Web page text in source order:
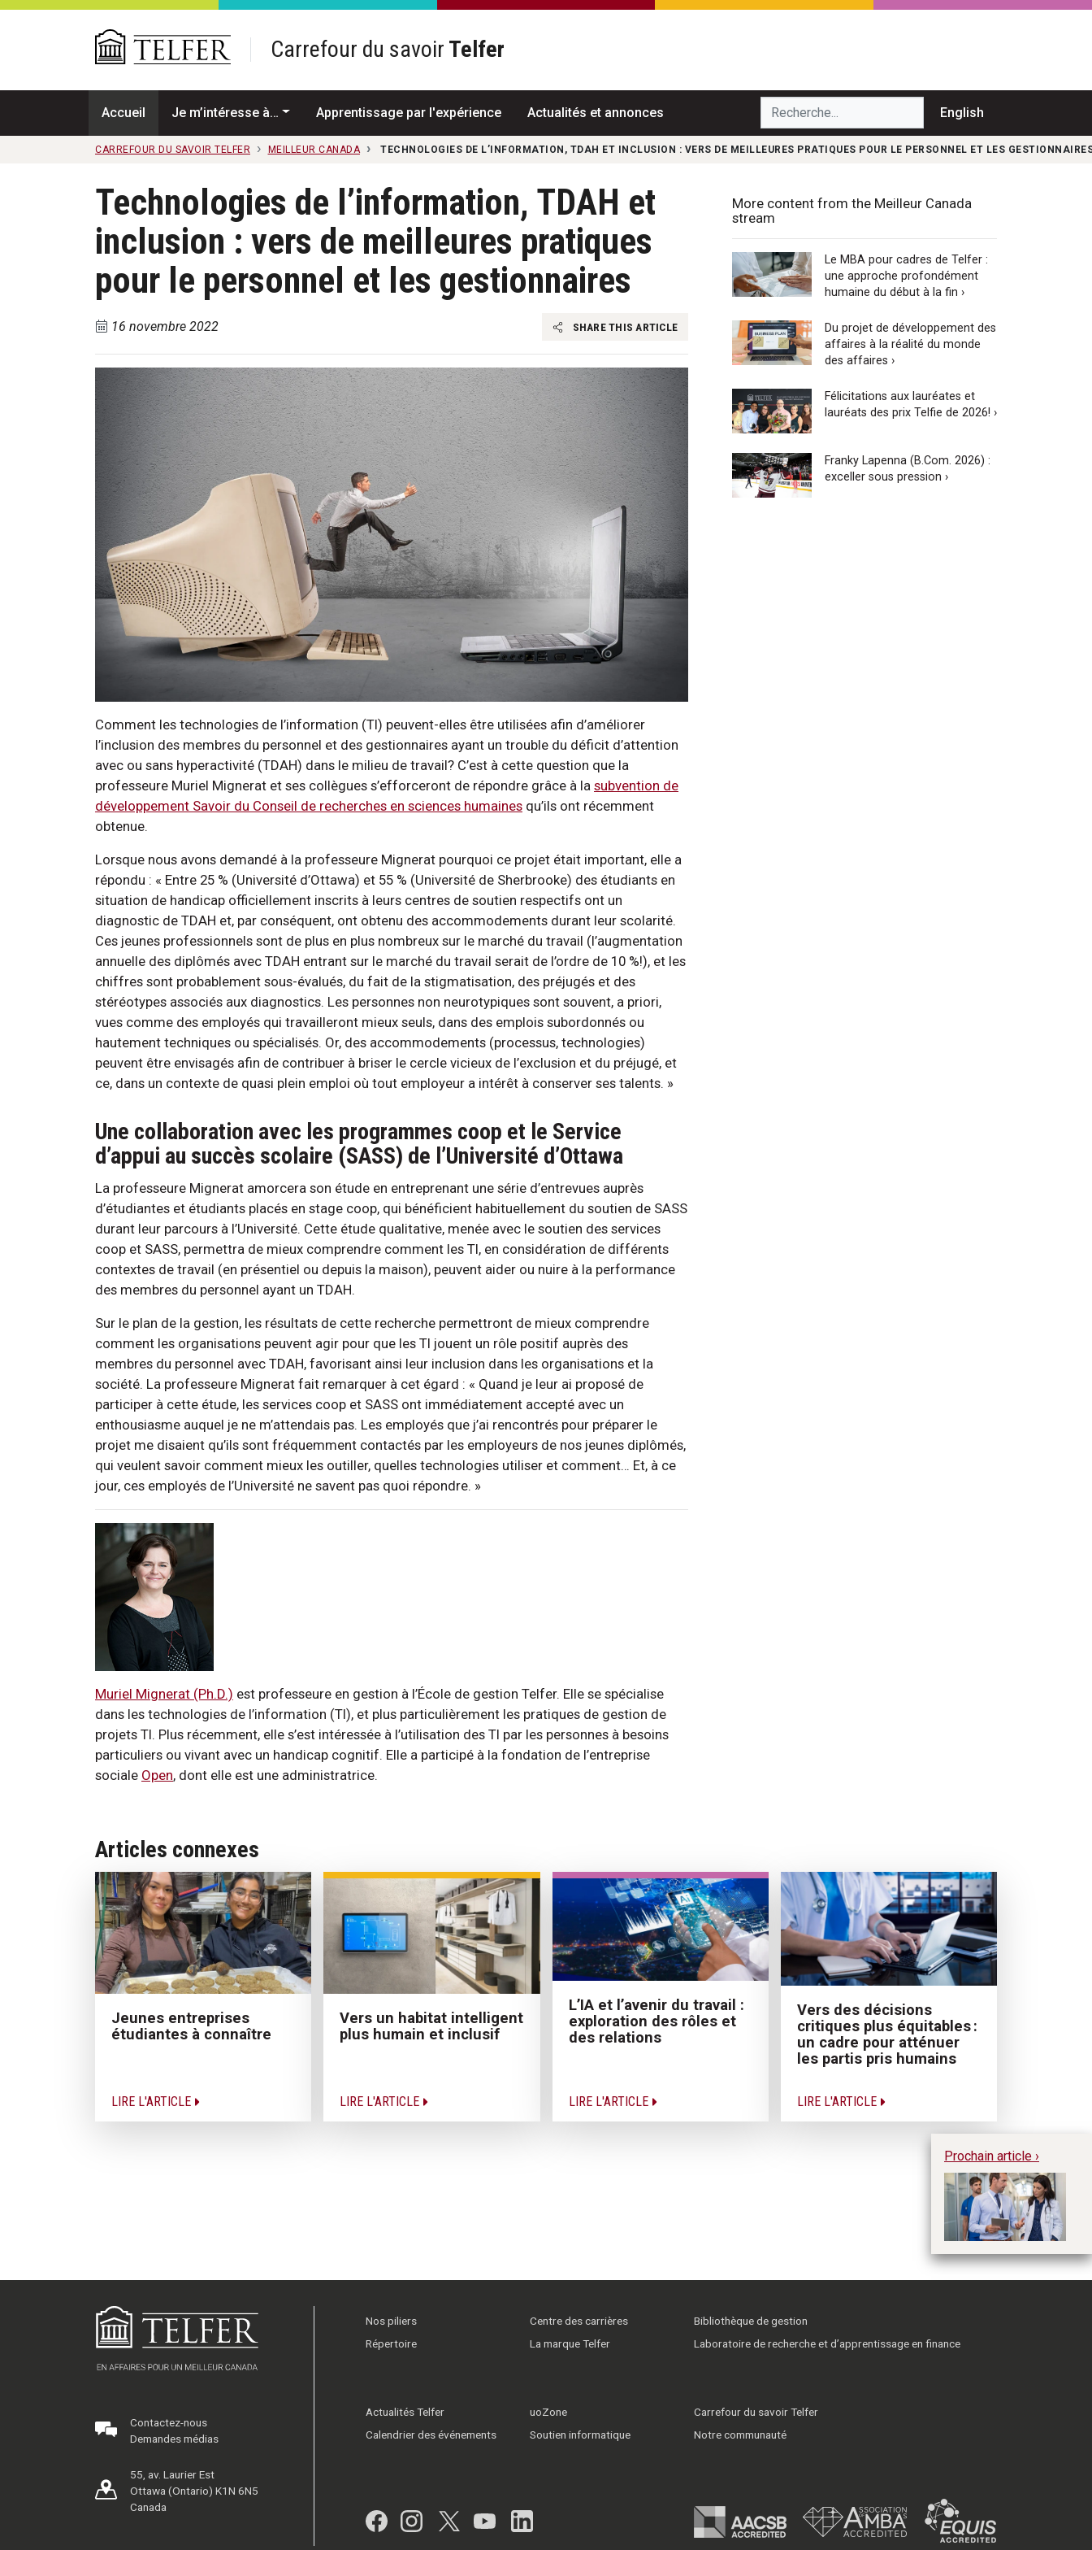
Passer au contenu principal
Carrefour du savoir Telfer
Accueil Je m’intéresse à… Apprentissage par l'expérience Actualités et annonces Recherche... English
CARREFOUR DU SAVOIR TELFER MEILLEUR CANADA TECHNOLOGIES DE L’INFORMATION, TDAH ET INCLUSION : VERS DE MEILLEURES PRATIQUES POUR LE PERSONNEL ET LES
Technologies de l’information, TDAH et
inclusion : vers de meilleures pratiques
pour le personnel et les gestionnaires
16 novembre 2022 SHARE THIS ARTICLE
Comment les technologies de l’information (TI) peuvent-elles être utilisées afin d’améliorer
l’inclusion des membres du personnel et des gestionnaires ayant un trouble du déficit d’attention
avec ou sans hyperactivité (TDAH) dans le milieu de travail? C’est à cette question que la
professeure Muriel Mignerat et ses collègues s’efforceront de répondre grâce à la subvention de
développement Savoir du Conseil de recherches en sciences humaines qu’ils ont récemment
obtenue.
Lorsque nous avons demandé à la professeure Mignerat pourquoi ce projet était important, elle a
répondu : « Entre 25 % (Université d’Ottawa) et 55 % (Université de Sherbrooke) des étudiants en
situation de handicap officiellement inscrits à leurs centres de soutien respectifs ont un
diagnostic de TDAH et, par conséquent, ont obtenu des accommodements durant leur scolarité.
Ces jeunes professionnels sont de plus en plus nombreux sur le marché du travail (l’augmentation
annuelle des diplômés avec TDAH entrant sur le marché du travail serait de l’ordre de 10 %!), et les
chiffres sont probablement sous-évalués, du fait de la stigmatisation, des préjugés et des
stéréotypes associés aux diagnostics. Les personnes non neurotypiques sont souvent, a priori,
vues comme des employés qui travailleront mieux seuls, dans des emplois subordonnés ou
hautement techniques ou spécialisés. Or, des accommodements (processus, technologies)
peuvent être envisagés afin de contribuer à briser le cercle vicieux de l’exclusion et du préjugé, et
ce, dans un contexte de quasi plein emploi où tout employeur a intérêt à conserver ses talents. »
Une collaboration avec les programmes coop et le Service
d’appui au succès scolaire (SASS) de l’Université d’Ottawa
La professeure Mignerat amorcera son étude en entreprenant une série d’entrevues auprès
d’étudiantes et étudiants placés en stage coop, qui bénéficient habituellement du soutien de SASS
durant leur parcours à l’Université. Cette étude qualitative, menée avec le soutien des services
coop et SASS, permettra de mieux comprendre comment les TI, en considération de différents
contextes de travail (en présentiel ou depuis la maison), peuvent aider ou nuire à la performance
des membres du personnel ayant un TDAH.
Sur le plan de la gestion, les résultats de cette recherche permettront de mieux comprendre
comment les organisations peuvent agir pour que les TI jouent un rôle positif auprès des
membres du personnel avec TDAH, favorisant ainsi leur inclusion dans les organisations et la
société. La professeure Mignerat fait remarquer à cet égard : « Quand je leur ai proposé de
participer à cette étude, les services coop et SASS ont immédiatement accepté avec un
enthousiasme auquel je ne m’attendais pas. Les employés que j’ai rencontrés pour préparer le
projet me disaient qu’ils sont fréquemment contactés par les employeurs de nos jeunes diplômés,
qui veulent savoir comment mieux les outiller, quelles technologies utiliser et comment… Et, à ce
jour, ces employés de l’Université ne savent pas quoi répondre. »
Muriel Mignerat (Ph.D.) est professeure en gestion à l’École de gestion Telfer. Elle se spécialise
dans les technologies de l’information (TI), et plus particulièrement les pratiques de gestion de
projets TI. Plus récemment, elle s’est intéressée à l’utilisation des TI par les personnes à besoins
particuliers ou vivant avec un handicap cognitif. Elle a participé à la fondation de l’entreprise
sociale Open, dont elle est une administratrice.
More content from the Meilleur Canada
stream
Le MBA pour cadres de Telfer :
une approche profondément
humaine du début à la fin ›
Du projet de développement des
affaires à la réalité du monde
des affaires ›
Félicitations aux lauréates et
lauréats des prix Telfie de 2026! ›
Franky Lapenna (B.Com. 2026) :
exceller sous pression ›
Articles connexes
Jeunes entreprises
étudiantes à connaître
LIRE L'ARTICLE
Vers un habitat intelligent
plus humain et inclusif
LIRE L'ARTICLE
L’IA et l’avenir du travail :
exploration des rôles et
des relations
LIRE L'ARTICLE
Vers des décisions
critiques plus équitables :
un cadre pour atténuer
les partis pris humains
LIRE L'ARTICLE
Prochain article ›
Contactez-nous
Demandes médias
55, av. Laurier Est
Ottawa (Ontario) K1N 6N5
Canada
Nos piliers
Répertoire
Centre des carrières
La marque Telfer
Bibliothèque de gestion
Laboratoire de recherche et d’apprentissage en finance
Actualités Telfer
Calendrier des événements
uoZone
Soutien informatique
Carrefour du savoir Telfer
Notre communauté
Facebook
Instagram
Twitter
YouTubeLinkedIn